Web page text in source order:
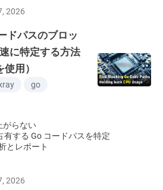
2026
ドパスのブロッ
に特定する方法
使用）
go
がらない
有する Go コードパスを特定
とレポート
2026